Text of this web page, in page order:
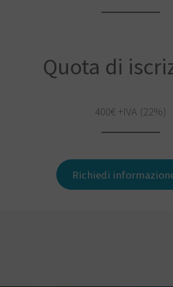
Quota di
400€ +IVA (22%)
Richiedi